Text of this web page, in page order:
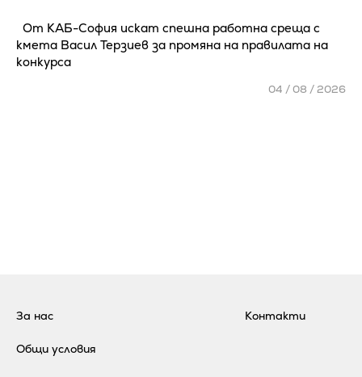
От КАБ-София искат спешна работна среща с
кмета Васил Терзиев за промяна на правилата на
конкурса
04 / 08 / 2026
За нас
Общи условия
Контакти